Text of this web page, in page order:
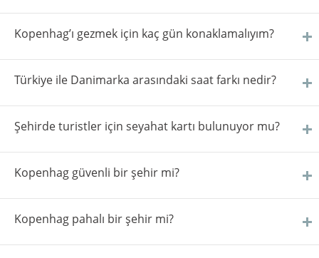
Kopenhag’ı gezmek için kaç gün konaklamalıyım?
Türkiye ile Danimarka arasındaki saat farkı nedir?
Şehirde turistler için seyahat kartı bulunuyor mu?
Kopenhag güvenli bir şehir mi?
Kopenhag pahalı bir şehir mi?